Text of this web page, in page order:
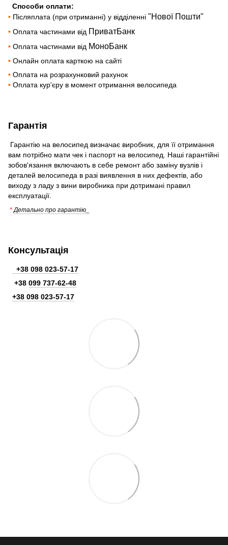
Способи оплати:
• Післяплата (при отриманні) у відділенні "Нової Пошти"
• Оплата частинами від ПриватБанк
• Оплата частинами від МоноБанк
• Онлайн оплата карткою на сайті
• Оплата на розрахунковий рахунок
• Оплата кур'єру в момент отримання велосипеда
Гарантія
Гарантію на велосипед визначає виробник, для її отримання
вам потрібно мати чек і паспорт на велосипед. Наші гарантійні
зобов'язання включають в себе ремонт або заміну вузлів і
деталей велосипеда в разі виявлення в них дефектів, або
виходу з ладу з вини виробника при дотримані правил
експлуатації.
* Детально про гарантію_
Консультація
+38 098 023-57-17
+38 099 737-62-48
+38 098 023-57-17